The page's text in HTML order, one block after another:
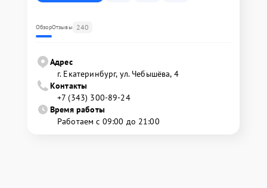
ОбзорОтзывы 240
Адрес
г. Екатеринбург, ул. Чебышёва, 4
Контакты
+7 (343) 300-89-24
Время работы
Работаем с 09:00 до 21:00